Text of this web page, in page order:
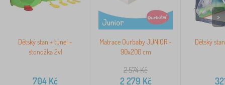
Dětský stan + tunel -
stonožka 2v1
704 Kč
Matrace Ourbaby JUNIOR -
90x200 cm
2 574Kč
2 279 Kč
Dětský
>